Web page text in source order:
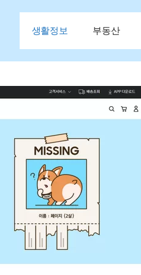
생활정보 부동산